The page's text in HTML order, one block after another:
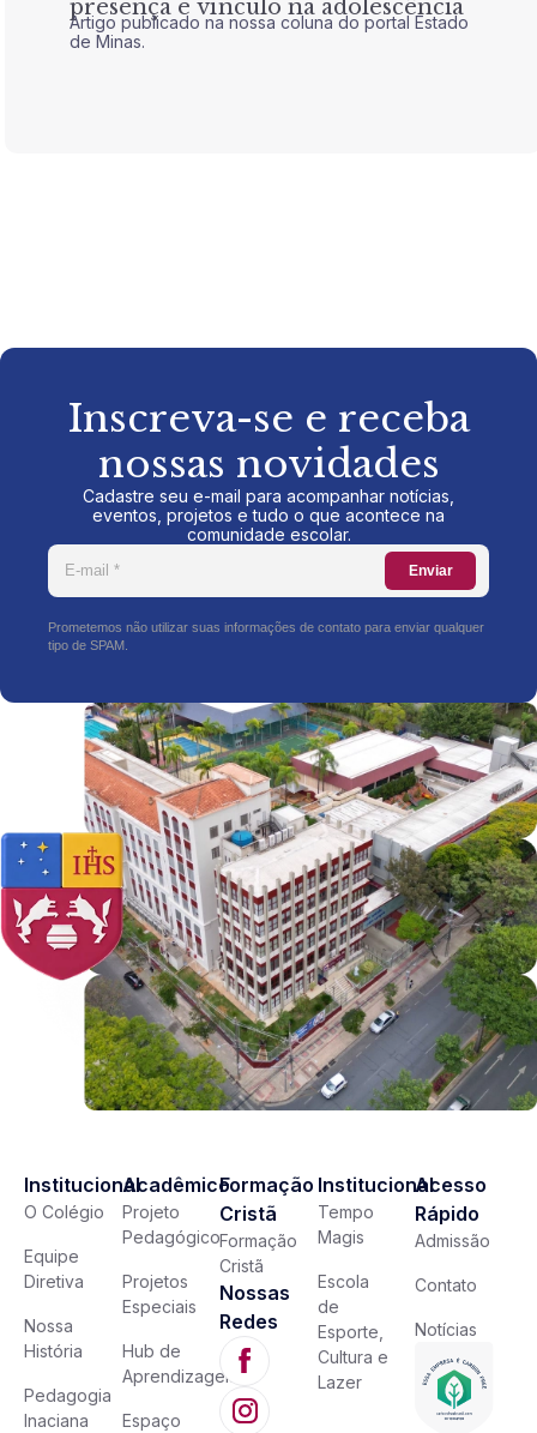
presença e vínculo na adolescência
Artigo publicado na nossa coluna do portal Estado
de Minas.
Inscreva-se e receba
nossas novidades
Cadastre seu e-mail para acompanhar notícias,
eventos, projetos e tudo o que acontece na
comunidade escolar.
Enviar
Prometemos não utilizar suas informações de contato para enviar qualquer
tipo de SPAM.
Institucional
O Colégio
Equipe
Diretiva
Nossa
História
Pedagogia
Inaciana
Acadêmico
Projeto
Pedagógico
Projetos
Especiais
Hub de
Aprendizagem
Espaço
Formação
Cristã
Formação
Cristã
Nossas
Redes
Institucional
Tempo
Magis
Escola
de
Esporte,
Cultura e
Lazer
Acesso
Rápido
Admissão
Contato
Notícias